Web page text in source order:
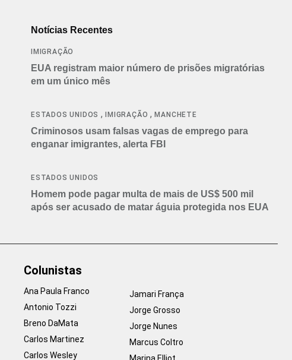
Notícias Recentes
IMIGRAÇÃO
EUA registram maior número de prisões migratórias
em um único mês
ESTADOS UNIDOS , IMIGRAÇÃO ,MANCHETE
Criminosos usam falsas vagas de emprego para
enganar imigrantes, alerta FBI
ESTADOS UNIDOS
Homem pode pagar multa de mais de US$ 500 mil
após ser acusado de matar águia protegida nos EUA
Colunistas
Ana Paula Franco
Antonio Tozzi
Breno DaMata
Carlos Martinez
Carlos Wesley
Jamari França
Jorge Grosso
Jorge Nunes
Marcus Coltro